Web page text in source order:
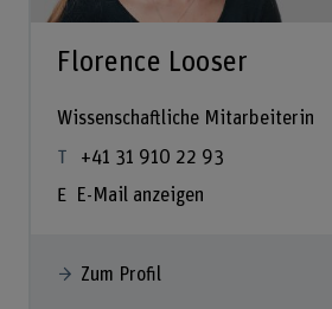
Florence Looser
Wissenschaftliche Mitarbeiterin
+41 31 910 22 93
E-Mail anzeigen
Zum Profil